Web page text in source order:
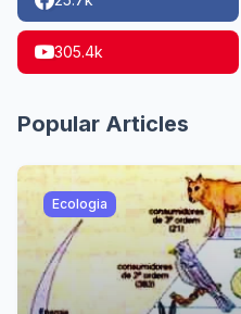
305.4k
Popular Articles
Ecologia